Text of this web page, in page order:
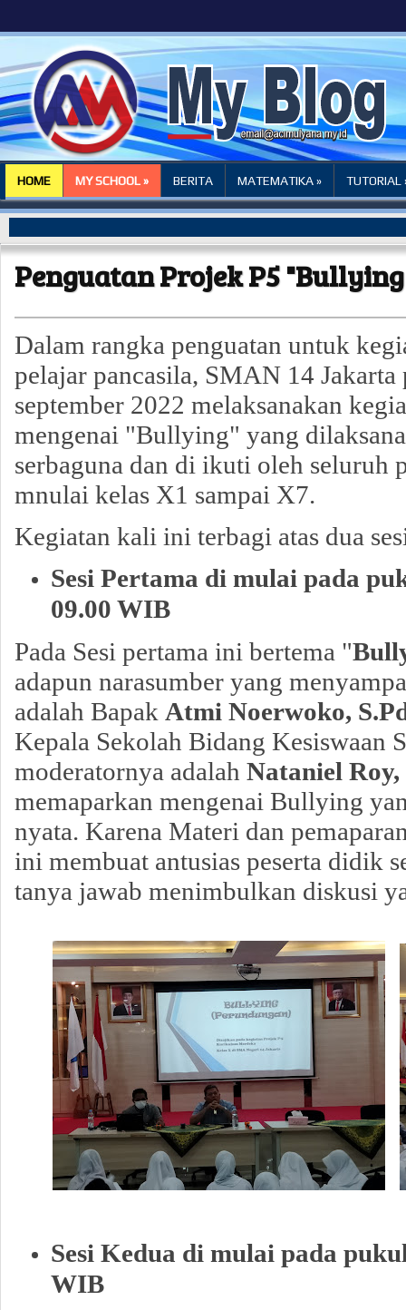
HOME MY SCHOOL » BERITA MATEMATIKA » TUTORIAL
Penguatan Projek P5
Dalam rangka penguatan untuk
pelajar pancasila, SMAN 14 Jakarta
september 2022 melaksanakan
mengenai "Bullying" yang
serbaguna dan di ikuti oleh seluruh
mnulai kelas X1 sampai X7.
Kegiatan kali ini terbagi atas dua
Sesi Pertama di mulai pada
09.00 WIB
Pada Sesi pertama ini bertema "
adapun narasumber yang
adalah Bapak Atmi Noerwoko,
Kepala Sekolah Bidang Kesiswaan
moderatornya adalah Nataniel
memaparkan mengenai Bullying
nyata. Karena Materi dan
ini membuat antusias peserta didik
tanya jawab menimbulkan diskusi
Sesi Kedua di mulai pada
WIB